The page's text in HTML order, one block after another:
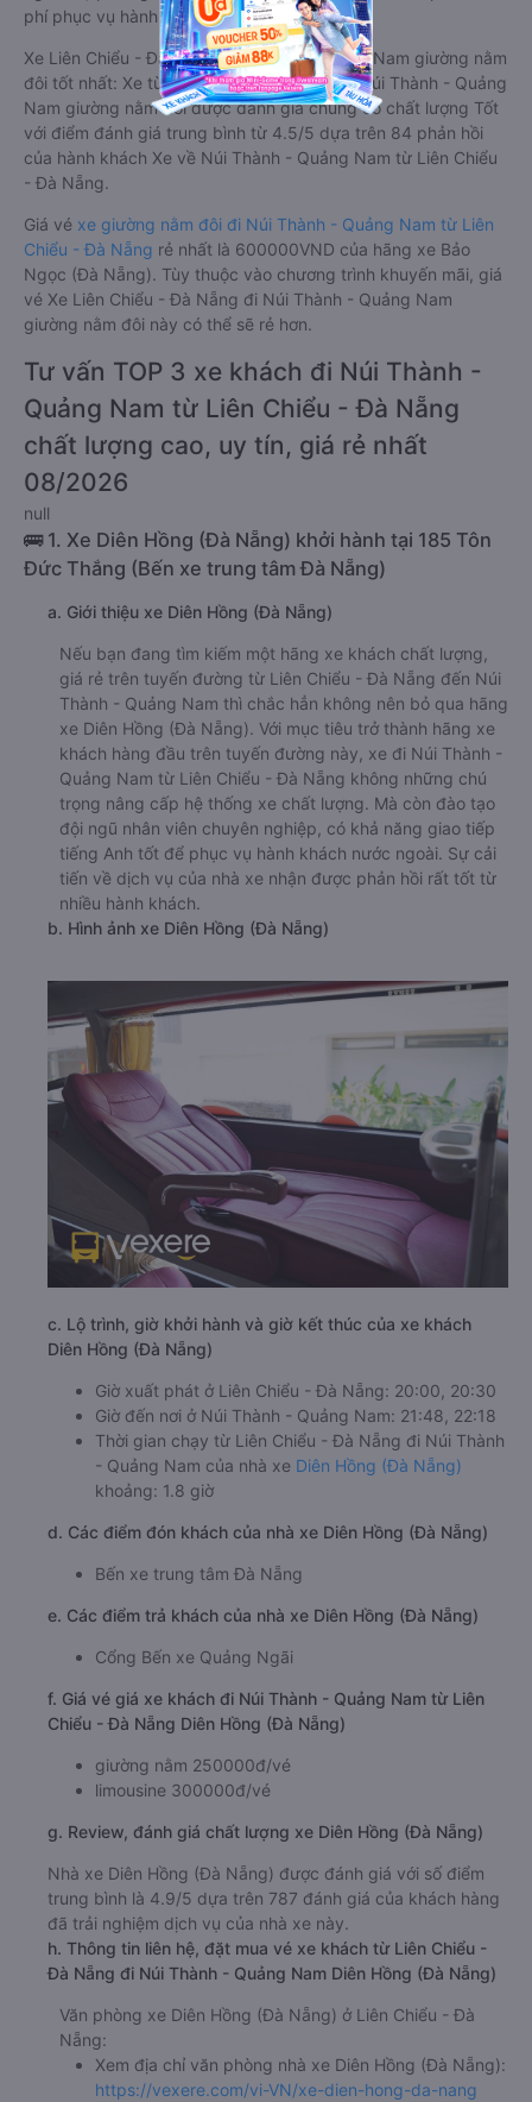
phí phục vụ hành khách suốt hành trình.
Xe Liên Chiểu - Đà Nẵng Núi Thành - Quảng Nam giường nằm
đôi tốt nhất: Xe từ Liên Chiểu - Đà Nẵng đi Núi Thành - Quảng
Nam giường nằm đôi được đánh giá chung có chất lượng Tốt
với điểm đánh giá trung bình từ 4.5/5 dựa trên 84 phản hồi
của hành khách Xe về Núi Thành - Quảng Nam từ Liên Chiểu
- Đà Nẵng.
Giá vé xe giường nằm đôi đi Núi Thành - Quảng Nam từ Liên
Chiểu - Đà Nẵng rẻ nhất là 600000VND của hãng xe Bảo
Ngọc (Đà Nẵng). Tùy thuộc vào chương trình khuyến mãi, giá
vé Xe Liên Chiểu - Đà Nẵng đi Núi Thành - Quảng Nam
giường nằm đôi này có thể sẽ rẻ hơn.
Tư vấn TOP 3 xe khách đi Núi Thành -
Quảng Nam từ Liên Chiểu - Đà Nẵng
chất lượng cao, uy tín, giá rẻ nhất
08/2026
null
🚌 1. Xe Diên Hồng (Đà Nẵng) khởi hành tại 185 Tôn
Đức Thắng (Bến xe trung tâm Đà Nẵng)
a. Giới thiệu xe Diên Hồng (Đà Nẵng)
Nếu bạn đang tìm kiếm một hãng xe khách chất lượng,
giá rẻ trên tuyến đường từ Liên Chiểu - Đà Nẵng đến Núi
Thành - Quảng Nam thì chắc hẳn không nên bỏ qua hãng
xe Diên Hồng (Đà Nẵng). Với mục tiêu trở thành hãng xe
khách hàng đầu trên tuyến đường này, xe đi Núi Thành -
Quảng Nam từ Liên Chiểu - Đà Nẵng không những chú
trọng nâng cấp hệ thống xe chất lượng. Mà còn đào tạo
đội ngũ nhân viên chuyên nghiệp, có khả năng giao tiếp
tiếng Anh tốt để phục vụ hành khách nước ngoài. Sự cải
tiến về dịch vụ của nhà xe nhận được phản hồi rất tốt từ
nhiều hành khách.
b. Hình ảnh xe Diên Hồng (Đà Nẵng)
c. Lộ trình, giờ khởi hành và giờ kết thúc của xe khách
Diên Hồng (Đà Nẵng)
Giờ xuất phát ở Liên Chiểu - Đà Nẵng: 20:00, 20:30
Giờ đến nơi ở Núi Thành - Quảng Nam: 21:48, 22:18
Thời gian chạy từ Liên Chiểu - Đà Nẵng đi Núi Thành
- Quảng Nam của nhà xe Diên Hồng (Đà Nẵng)
khoảng: 1.8 giờ
d. Các điểm đón khách của nhà xe Diên Hồng (Đà Nẵng)
Bến xe trung tâm Đà Nẵng
e. Các điểm trả khách của nhà xe Diên Hồng (Đà Nẵng)
Cổng Bến xe Quảng Ngãi
f. Giá vé giá xe khách đi Núi Thành - Quảng Nam từ Liên
Chiểu - Đà Nẵng Diên Hồng (Đà Nẵng)
giường nằm 250000đ/vé
limousine 300000đ/vé
g. Review, đánh giá chất lượng xe Diên Hồng (Đà Nẵng)
Nhà xe Diên Hồng (Đà Nẵng) được đánh giá với số điểm
trung bình là 4.9/5 dựa trên 787 đánh giá của khách hàng
đã trải nghiệm dịch vụ của nhà xe này.
h. Thông tin liên hệ, đặt mua vé xe khách từ Liên Chiểu -
Đà Nẵng đi Núi Thành - Quảng Nam Diên Hồng (Đà Nẵng)
Văn phòng xe Diên Hồng (Đà Nẵng) ở Liên Chiểu - Đà
Nẵng:
Xem địa chỉ văn phòng nhà xe Diên Hồng (Đà Nẵng):
https://vexere.com/vi-VN/xe-dien-hong-da-nang